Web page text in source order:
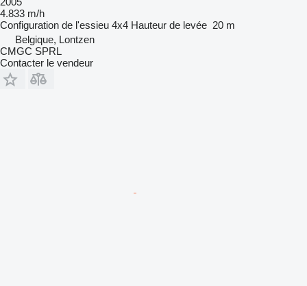
4.833 m/h
Configuration de l'essieu 4x4 Hauteur de levée 20 m
Belgique, Lontzen
CMGC SPRL
Contacter le vendeur